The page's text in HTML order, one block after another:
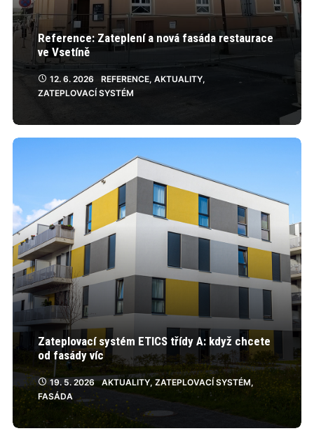
Reference: Zateplení a nová fasáda restaurace
ve Vsetíně
12. 6. 2026 REFERENCE, AKTUALITY,
ZATEPLOVACÍ SYSTÉM
Zateplovací systém ETICS třídy A: když chcete
od fasády víc
19. 5. 2026 AKTUALITY, ZATEPLOVACÍ SYSTÉM,
FASÁDA